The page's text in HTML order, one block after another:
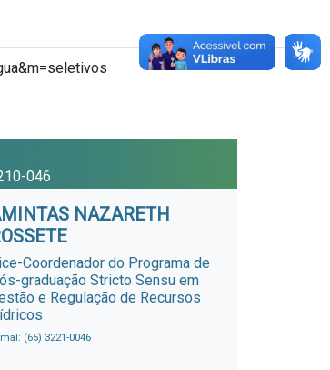
046
NAZARETH
Coordenador do Programa de
graduação Stricto Sensu em
e Regulação de Recursos
(65) 3221-0046